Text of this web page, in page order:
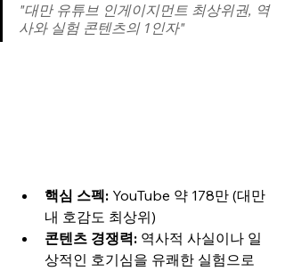
"대만 유튜브 인게이지먼트 최상위권, 역
사와 실험 콘텐츠의 1인자"
핵심 스펙: YouTube 약 178만 (대만
내 호감도 최상위)
콘텐츠 경쟁력: 역사적 사실이나 일
상적인 호기심을 유쾌한 실험으로